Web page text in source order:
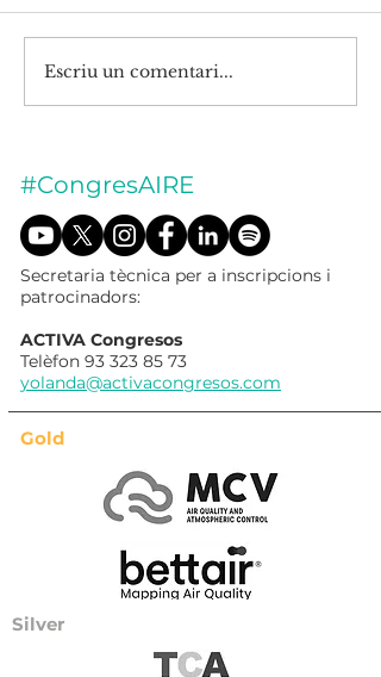
Sasha Komenko
Escriu un comentari...
#CongresAIRE
Secretaria tècnica per a inscripcions i
patrocinadors:
ACTIVA Congresos
Telèfon 93 323 85 73
yolanda@activacongresos.com
Gold
Silver